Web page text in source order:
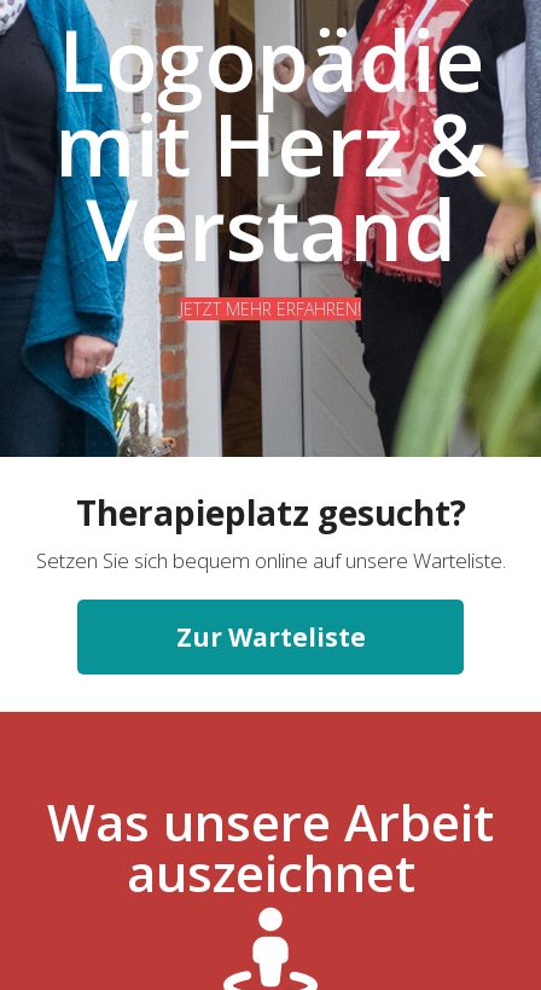
Logopädie
mit Herz &
Verstand
JETZT MEHR ERFAHREN!
Therapieplatz gesucht?
Setzen Sie sich bequem online auf unsere Warteliste.
Zur Warteliste
Was unsere Arbeit
auszeichnet